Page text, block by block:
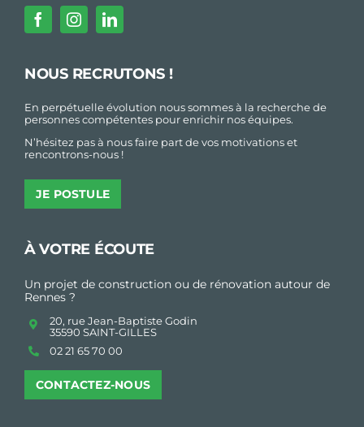
NOUS RECRUTONS !
En perpétuelle évolution nous sommes à la recherche de
personnes compétentes pour enrichir nos équipes.
N’hésitez pas à nous faire part de vos motivations et
rencontrons-nous !
JE POSTULE
À VOTRE ÉCOUTE
Un projet de construction ou de rénovation autour de
Rennes ?
20, rue Jean-Baptiste Godin
35590 SAINT-GILLES
02 21 65 70 00
CONTACTEZ-NOUS